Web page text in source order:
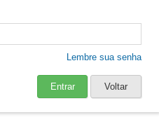
Lembre sua senha
Entrar Voltar